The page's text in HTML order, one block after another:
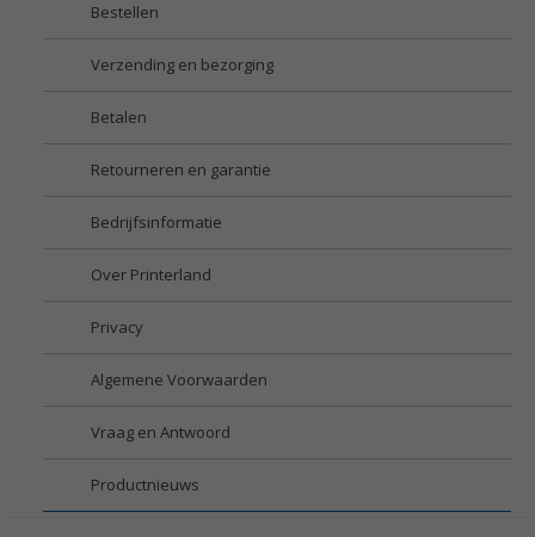
Bestellen
Verzending en bezorging
Betalen
Retourneren en garantie
Bedrijfsinformatie
Over Printerland
Privacy
Algemene Voorwaarden
Vraag en Antwoord
Productnieuws